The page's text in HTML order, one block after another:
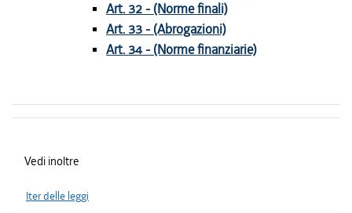
Art. 32 - (Norme finali)
Art. 33 - (Abrogazioni)
Art. 34 - (Norme finanziarie)
Vedi inoltre
Iter delle leggi